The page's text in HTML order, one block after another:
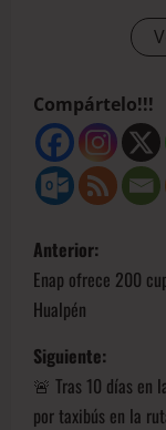
Compártelo!!!
Anterior:
Enap ofrece 200
Hualpén
Siguiente:
🚨 Tras 10 días en
por taxibús en la